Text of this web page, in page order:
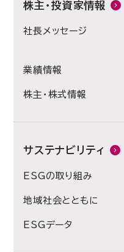
株主・投資家情報
社長メッセージ
業績情報
株主・株式情報
サステナビリティ
ESGの取り組み
地域社会とともに
ESGデータ